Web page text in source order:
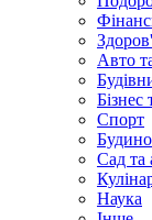
Авто
Бізнес
Спорт
Сад та
Наука